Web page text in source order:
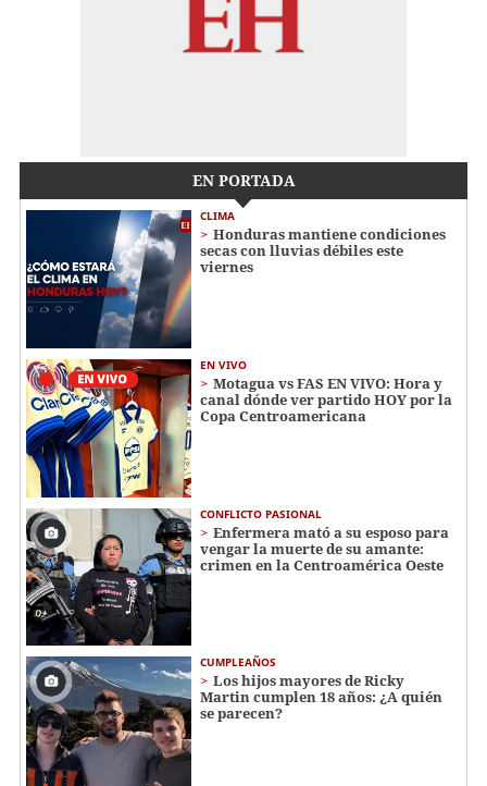
EN PORTADA
CLIMA
Honduras mantiene condiciones
secas con lluvias débiles este
viernes
EN VIVO
Motagua vs FAS EN VIVO: Hora y
canal dónde ver partido HOY por la
Copa Centroamericana
CONFLICTO PASIONAL
Enfermera mató a su esposo para
vengar la muerte de su amante:
crimen en la Centroamérica Oeste
CUMPLEAÑOS
Los hijos mayores de Ricky
Martin cumplen 18 años: ¿A quién
se parecen?